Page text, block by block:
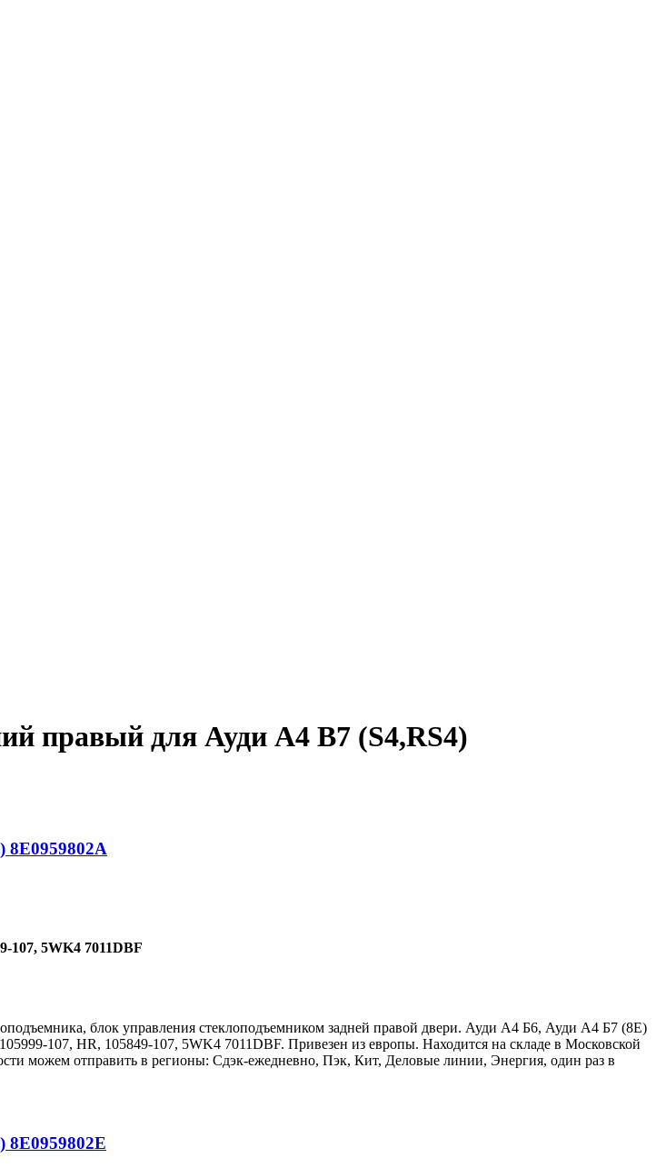
правый для Ауди A4 B7 (S4,RS4)
8E0959802A
107, 5WK4 7011DBF
блок управления стеклоподъемником задней правой двери. Ауди А4 Б6, Ауди А4 Б7 (8Е)
107, HR, 105849-107, 5WK4 7011DBF. Привезен из европы. Находится на складе в Московской
можем отправить в регионы: Сдэк-ежедневно, Пэк, Кит, Деловые линии, Энергия, один раз в
8E0959802E